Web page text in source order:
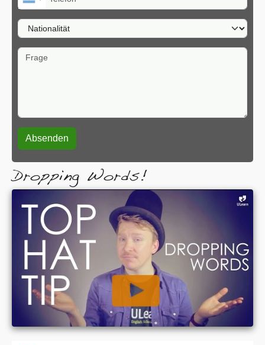
Nationalität
Frage
Dropping Words!